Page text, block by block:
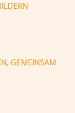
GEMEINSAM